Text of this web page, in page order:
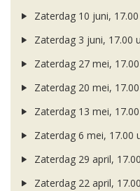
Zaterdag 10 juni,
Zaterdag 3 juni, 17.00
Zaterdag 27 mei,
Zaterdag 20 mei,
Zaterdag 13 mei,
Zaterdag 6 mei, 17.00
Zaterdag 29 april,
Zaterdag 22 april,